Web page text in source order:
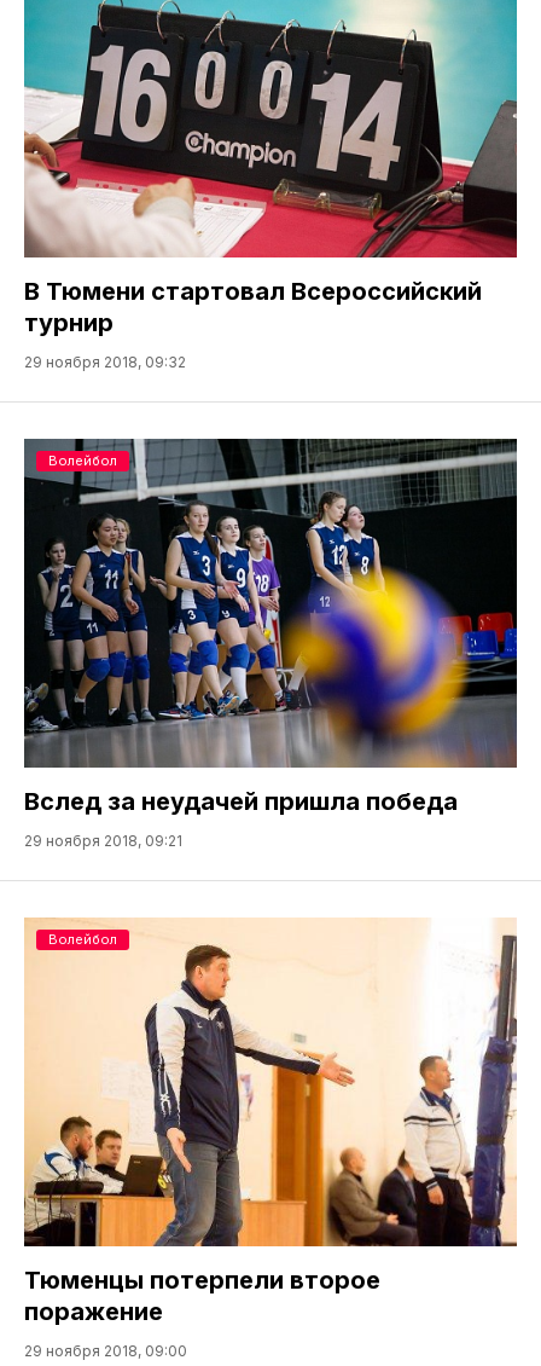
В Тюмени стартовал Всероссийский
турнир
29 ноября 2018, 09:32
Вслед за неудачей пришла победа
29 ноября 2018, 09:21
Волейбол
Тюменцы потерпели второе
поражение
29 ноября 2018, 09:00
Волейбол